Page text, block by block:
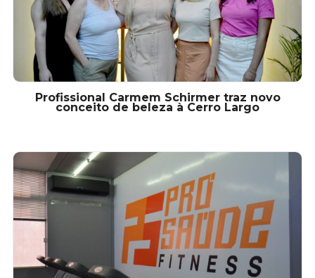
Profissional Carmem Schirmer traz novo
conceito de beleza à Cerro Largo